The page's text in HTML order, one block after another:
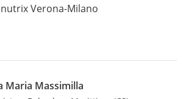
Verona-Milano
Maria Massimilla